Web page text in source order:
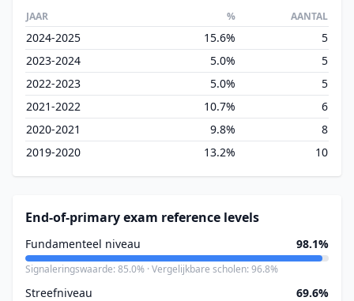
JAAR % AANTAL
2024-2025 15.6%
5
2023-2024
5.0%
5
2022-2023
5.0%
5
2021-2022
10.7%
6
2020-2021
9.8%
8
2019-2020
13.2% 10
End-of-primary exam reference levels
Fundamenteel niveau 98.1%
Signaleringswaarde: 85.0% · Vergelijkbare scholen: 96.8%
Streefniveau 69.6%